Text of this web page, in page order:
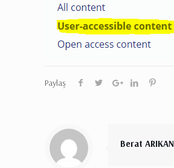
Paylaş
Berat ARIKAN